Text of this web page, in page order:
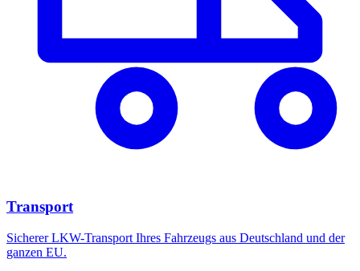
Transport
Sicherer LKW-Transport Ihres Fahrzeugs aus Deutschland und der
ganzen EU.